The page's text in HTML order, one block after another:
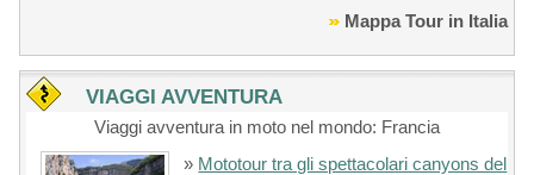
Mappa Tour in Italia
VIAGGI AVVENTURA
Viaggi avventura in moto nel mondo: Francia
» Mototour tra gli spettacolari canyons del